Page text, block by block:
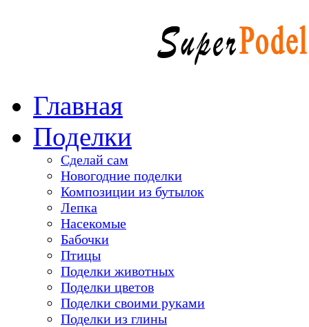
Главная
Поделки
Сделай сам
Новогодние поделки
Композиции из бутылок
Лепка
Насекомые
Бабочки
Птицы
Поделки животных
Поделки цветов
Поделки своими руками
Поделки из глины